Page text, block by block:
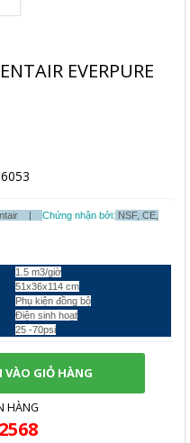
EVERPURE
| Chứng nhận bởi: NSF, CE,
1.5 m3/giờ
51x36x114 cm
Phụ kiện đồng bộ
Điện sinh hoạt
25 -70psi
VÀO GIỎ HÀNG
HÀNG